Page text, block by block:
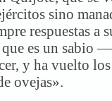
sino
respuestas a
es un sabio
y ha vuelto
ovejas».